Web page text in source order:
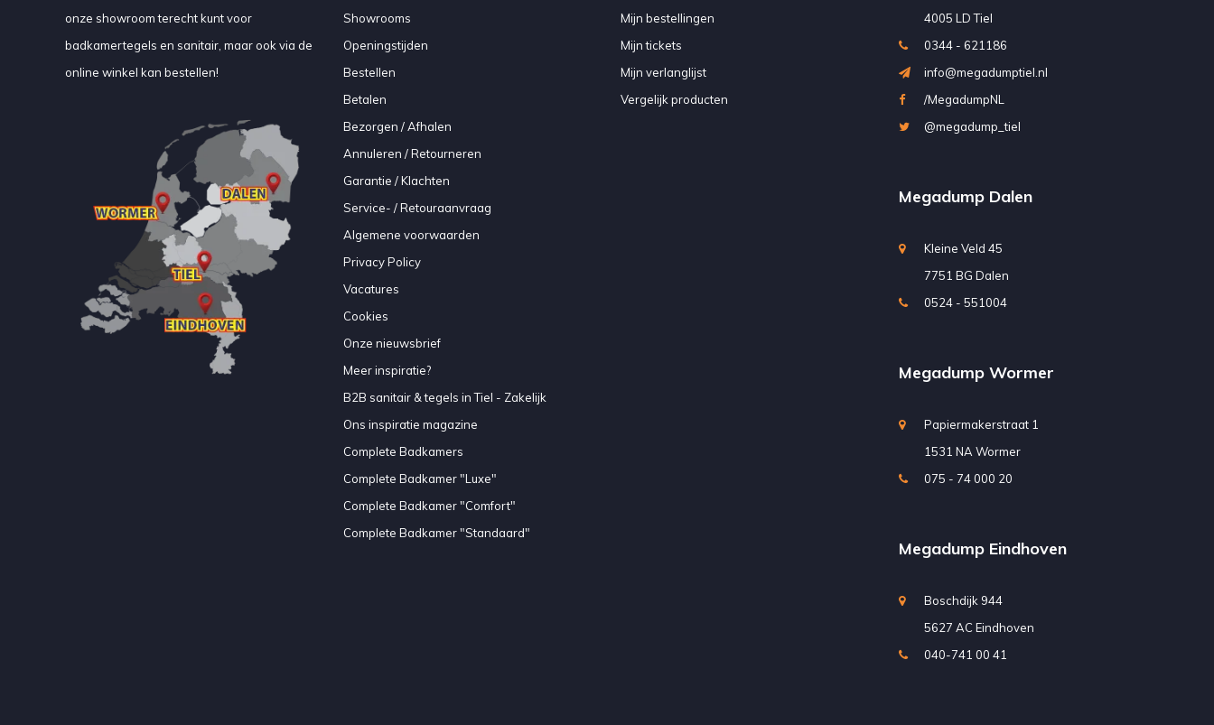
onze showroom terecht kunt voor
badkamertegels en sanitair, maar ook via de
online winkel kan bestellen!
Showrooms
Openingstijden
Bestellen
Betalen
Bezorgen / Afhalen
Annuleren / Retourneren
Garantie / Klachten
Service- / Retouraanvraag
Algemene voorwaarden
Privacy Policy
Vacatures
Cookies
Onze nieuwsbrief
Meer inspiratie?
B2B sanitair & tegels in Tiel - Zakelijk
Ons inspiratie magazine
Complete Badkamers
Complete Badkamer "Luxe"
Complete Badkamer "Comfort"
Complete Badkamer "Standaard"
Mijn bestellingen
Mijn tickets
Mijn verlanglijst
Vergelijk producten
4005 LD Tiel
0344 - 621186
info@megadumptiel.nl
/MegadumpNL
@megadump_tiel
Megadump Dalen
Kleine Veld 45
7751 BG Dalen
0524 - 551004
Megadump Wormer
Papiermakerstraat 1
1531 NA Wormer
075 - 74 000 20
Megadump Eindhoven
Boschdijk 944
5627 AC Eindhoven
040-741 00 41